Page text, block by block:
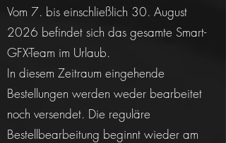
Vom 7. bis einschließlich 30. August
2026 befindet sich das gesamte Smart-
GFX-Team im Urlaub.
In diesem Zeitraum eingehende
Bestellungen werden weder bearbeitet
noch versendet. Die reguläre
Bestellbearbeitung beginnt wieder am